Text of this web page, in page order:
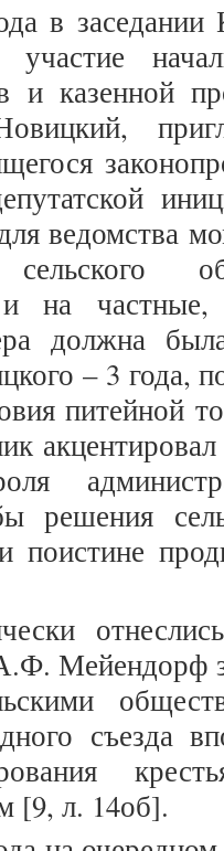
в
и казенной
ведомства
и на
должна
– 3 года,
питейной
решения
Мейендорф
съезда
[9, л. 14об].